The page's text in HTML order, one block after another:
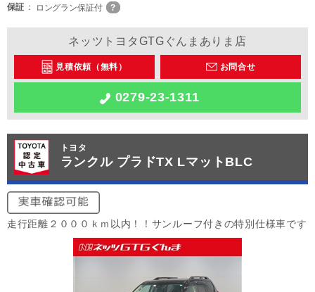
保証
ロングラン保証付
ネッツトヨタGTGぐんまありま店
見積依頼（無料） お問合せ
0279-23-1311
トヨタ
ランクル プラドTX LマットBLC
走行距離２０００ｋｍ以内！！サンルーフ付きの特別仕様車です